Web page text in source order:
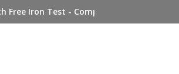
Money Online: Step-by-Step Guide